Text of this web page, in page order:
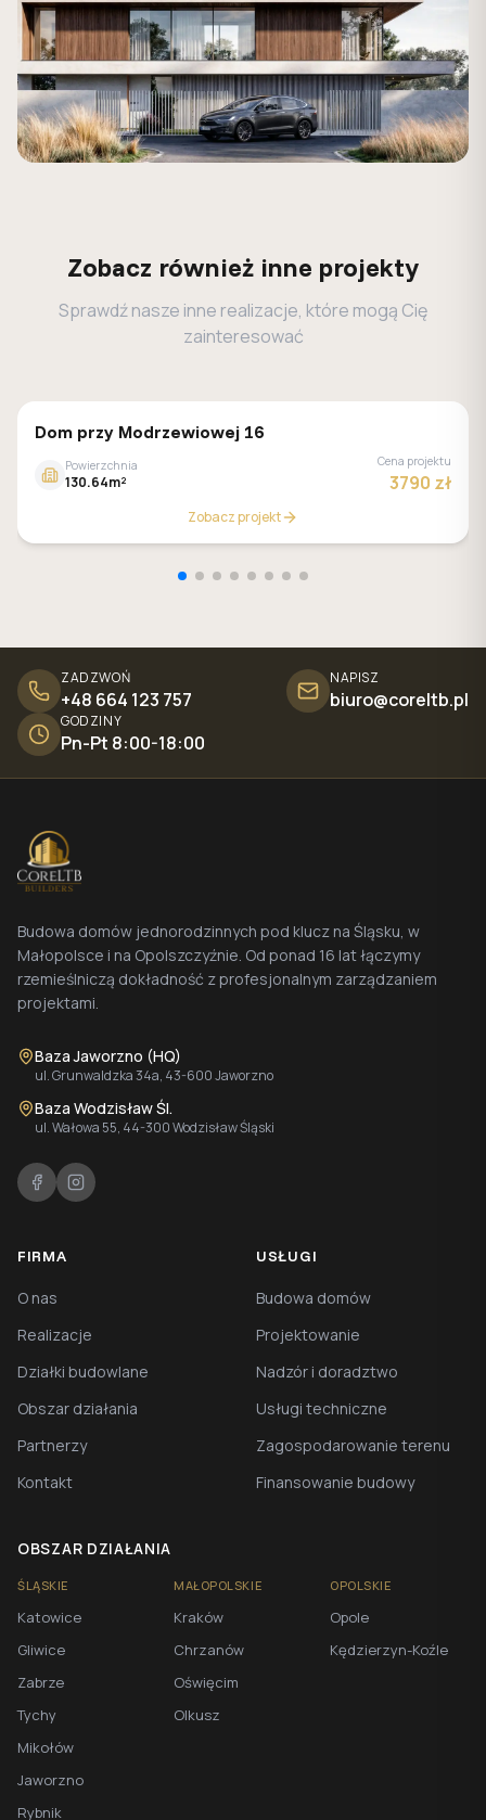
Zobacz również inne projekty
Sprawdź nasze inne realizacje, które mogą Cię
zainteresować
GALERIA DOMÓW
Dom przy Modrzewiowej 16
Powierzchnia
130.64m²
Cena projektu
3790 zł
Zobacz projekt
ZADZWOŃ
+48 664 123 757
NAPISZ
biuro@coreltb.pl
GODZINY
Pn-Pt 8:00-18:00
Budowa domów jednorodzinnych pod klucz na Śląsku, w
Małopolsce i na Opolszczyźnie. Od ponad 16 lat łączymy
rzemieślniczą dokładność z profesjonalnym zarządzaniem
projektami.
Baza Jaworzno (HQ)
ul. Grunwaldzka 34a, 43-600 Jaworzno
Baza Wodzisław Śl.
ul. Wałowa 55, 44-300 Wodzisław Śląski
FIRMA
O nas
Realizacje
Działki budowlane
Obszar działania
Partnerzy
Kontakt
USŁUGI
Budowa domów
Projektowanie
Nadzór i doradztwo
Usługi techniczne
Zagospodarowanie terenu
Finansowanie budowy
OBSZAR DZIAŁANIA
ŚLĄSKIE
Katowice
Gliwice
Zabrze
Tychy
Mikołów
Jaworzno
Rybnik
MAŁOPOLSKIE
Kraków
Chrzanów
Oświęcim
Olkusz
OPOLSKIE
Opole
Kędzierzyn-Koźle